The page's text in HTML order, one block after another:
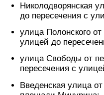
Николодворянская
до пересечения с
улица Полонского
улицей до
улица Свободы от
пересечения с
Введенская улица